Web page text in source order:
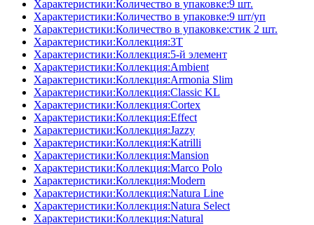
Характеристики:Количество в упаковке:9 шт.
Характеристики:Количество в упаковке:9 шт/уп
Характеристики:Количество в упаковке:стик 2 шт.
Характеристики:Коллекция:3T
Характеристики:Коллекция:5-й элемент
Характеристики:Коллекция:Ambient
Характеристики:Коллекция:Armonia Slim
Характеристики:Коллекция:Classic KL
Характеристики:Коллекция:Cortex
Характеристики:Коллекция:Effect
Характеристики:Коллекция:Jazzy
Характеристики:Коллекция:Katrilli
Характеристики:Коллекция:Mansion
Характеристики:Коллекция:Marco Polo
Характеристики:Коллекция:Modern
Характеристики:Коллекция:Natura Line
Характеристики:Коллекция:Natura Select
Характеристики:Коллекция:Natural